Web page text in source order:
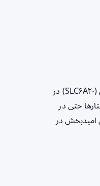
مهارگر جدیدِ ناقل گلیسین (SLC۶A۲۰) در
حتی در
امیدبخش در